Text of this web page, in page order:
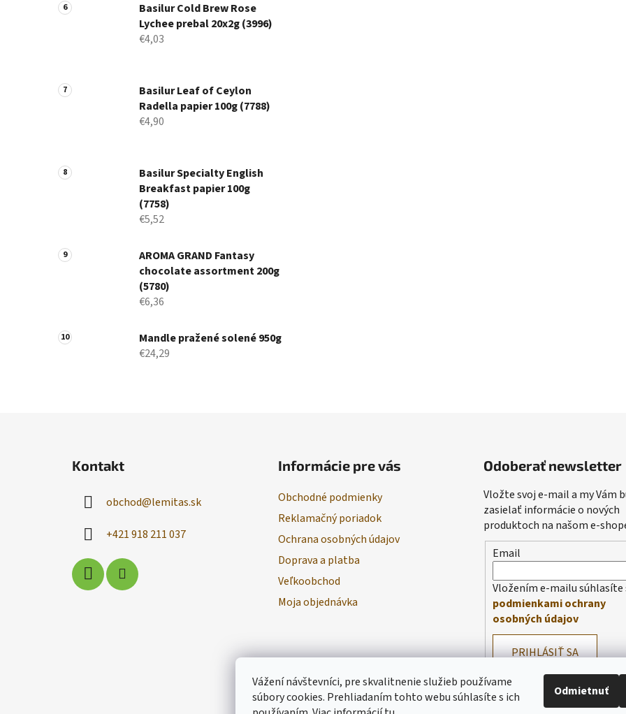
Vážení návštevníci, pre skvalitnenie služieb používame
súbory cookies. Prehliadaním tohto webu súhlasíte s ich
Odmietnuť
Basilur Cold Brew Rose
Lychee prebal 20x2g (3996)
€4,03
Basilur Leaf of Ceylon
Radella papier 100g (7788)
€4,90
Basilur Specialty English
Breakfast papier 100g
(7758)
€5,52
AROMA GRAND Fantasy
chocolate assortment 200g
(5780)
€6,36
Mandle pražené solené 950g
€24,29
Kontakt
obchod@lemitas.sk
+421 918 211 037
Informácie pre vás
Obchodné podmienky
Reklamačný poriadok
Ochrana osobných údajov
Doprava a platba
Veľkoobchod
Moja objednávka
Odoberať newsletter
Vložte svoj e-mail a my Vám
zasielať informácie o nových
produktoch na našom e-
Email
Vložením e-mailu súhlasíte
podmienkami ochrany
osobných údajov
PRIHLÁSIŤ SA